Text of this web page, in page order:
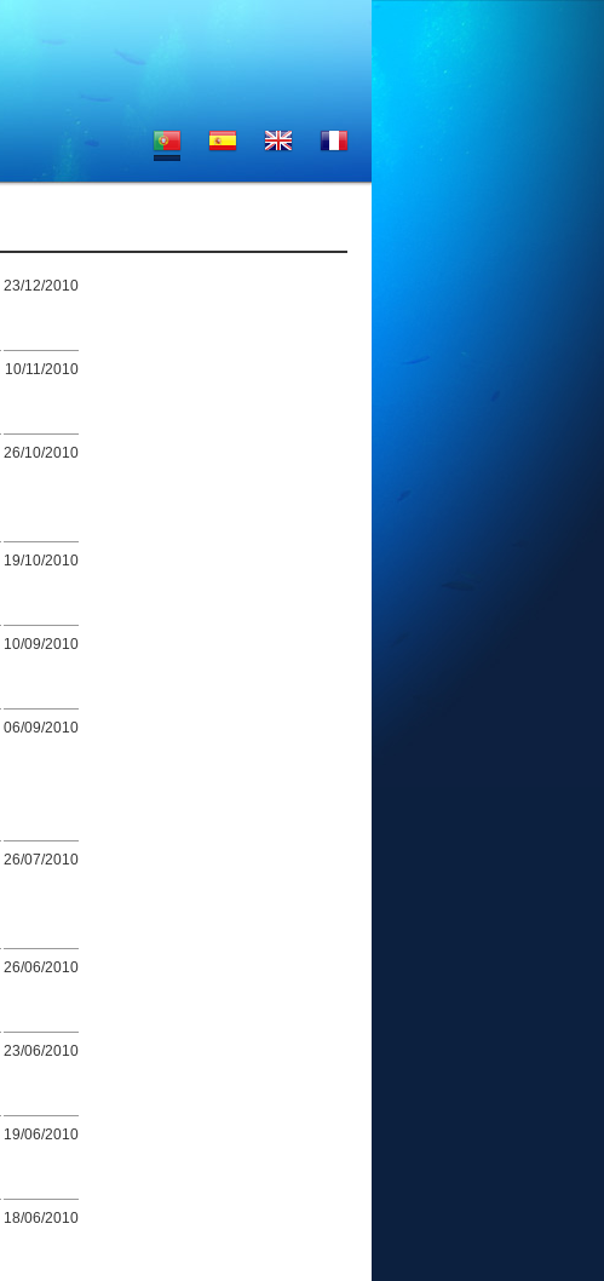
23/12/2010
10/11/2010
26/10/2010
19/10/2010
10/09/2010
06/09/2010
26/07/2010
26/06/2010
23/06/2010
19/06/2010
18/06/2010